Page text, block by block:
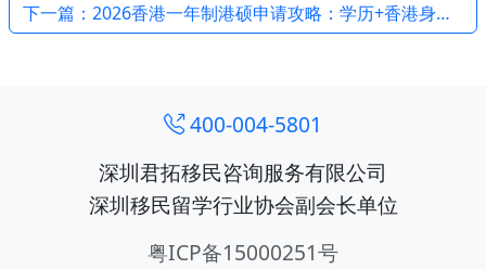
下一篇：2026香港一年制港硕申请攻略：学历+香港身份+子女教育一站式规划 →
400-004-5801
深圳君拓移民咨询服务有限公司
深圳移民留学行业协会副会长单位
粤ICP备15000251号